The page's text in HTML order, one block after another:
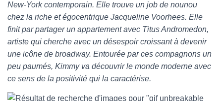
New-York contemporain. Elle trouve un job de nounou
chez la riche et égocentrique Jacqueline Voorhees. Elle
finit par partager un appartement avec Titus Andromedon,
artiste qui cherche avec un désespoir croissant à devenir
une icône de broadway. Entourée par ces compagnons un
peu paumés, Kimmy va découvrir le monde moderne avec
ce sens de la positivité qui la caractérise.